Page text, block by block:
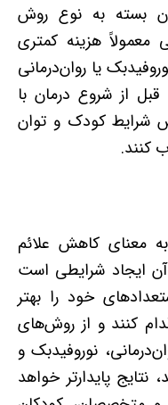
بسته به نوع روش
معمولاً هزینه کمتری
یا روان‌درمانی
قبل از شروع درمان با
شرایط کودک و توان
کنند.
معنای کاهش علائم
ایجاد شرایطی است
خود را بهتر
کنند و از روش‌های
نوروفیدبک و
پایدارتر خواهد